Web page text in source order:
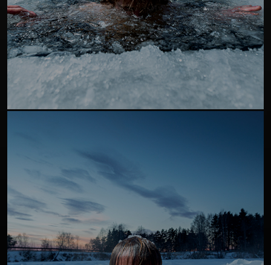
SAÚDE
EM GERAL
SAIBA MAIS
Grande suporte ao sistema imunológico.
Além do sistema imunológico os banhos gelados
melhoram a circulação sanguínea. Uma vez que o banho
de gelo estimula o fluxo sanguíneo do corpo para os